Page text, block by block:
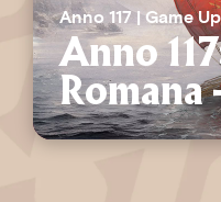
Anno 117 | Game
Anno
Romana